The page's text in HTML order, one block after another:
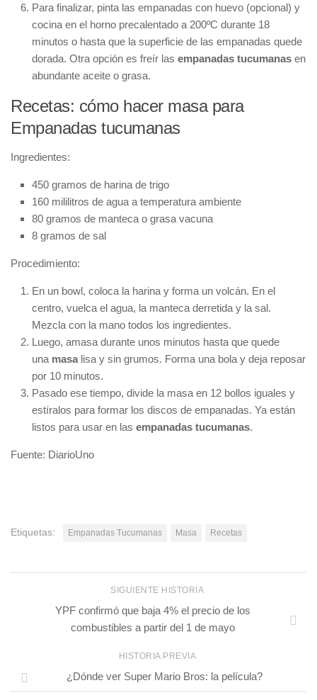
Para finalizar, pinta las empanadas con huevo (opcional) y
cocina en el horno precalentado a 200ºC durante 18
minutos o hasta que la superficie de las empanadas quede
dorada. Otra opción es freír las empanadas tucumanas en
abundante aceite o grasa.
Recetas: cómo hacer masa para
Empanadas tucumanas
Ingredientes:
450 gramos de harina de trigo
160 mililitros de agua a temperatura ambiente
80 gramos de manteca o grasa vacuna
8 gramos de sal
Procedimiento:
En un bowl, coloca la harina y forma un volcán. En el
centro, vuelca el agua, la manteca derretida y la sal.
Mezcla con la mano todos los ingredientes.
Luego, amasa durante unos minutos hasta que quede
una masa lisa y sin grumos. Forma una bola y deja reposar
por 10 minutos.
Pasado ese tiempo, divide la masa en 12 bollos iguales y
estíralos para formar los discos de empanadas. Ya están
listos para usar en las empanadas tucumanas.
Fuente: DiarioUno
Etiquetas: Empanadas Tucumanas Masa Recetas
SIGUIENTE HISTORIA
YPF confirmó que baja 4% el precio de los
combustibles a partir del 1 de mayo
HISTORIA PREVIA
¿Dónde ver Super Mario Bros: la película?